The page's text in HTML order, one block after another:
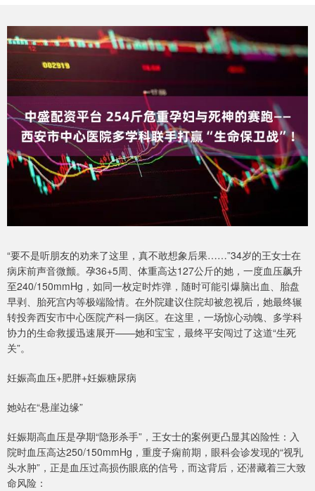
“要不是听朋友的劝来了这里，真不敢想象后果……”34岁的王女士在
病床前声音微颤。孕36+5周、体重高达127公斤的她，一度血压飙升
至240/150mmHg，如同一枚定时炸弹，随时可能引爆脑出血、胎盘
早剥、胎死宫内等极端险情。在外院建议住院却被忽视后，她最终辗
转投奔西安市中心医院产科一病区。在这里，一场惊心动魄、多学科
协力的生命救援迅速展开——她和宝宝，最终平安闯过了这道“生死
关”。
妊娠高血压+肥胖+妊娠糖尿病
她站在“悬崖边缘”
妊娠期高血压是孕期“隐形杀手”，王女士的案例更凸显其凶险性：入
院时血压高达250/150mmHg，重度子痫前期，眼科会诊发现的“视乳
头水肿”，正是血压过高损伤眼底的信号，而这背后，还潜藏着三大致
命风险：